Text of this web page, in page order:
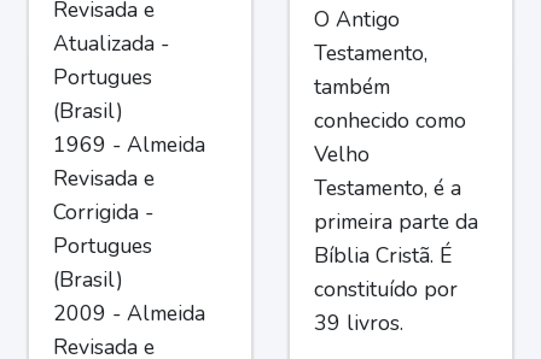
Revisada e
Atualizada -
Portugues
(Brasil)
1969 - Almeida
Revisada e
Corrigida -
Portugues
(Brasil)
2009 - Almeida
Revisada e
O Antigo
Testamento,
também
conhecido como
Velho
Testamento, é a
primeira parte da
Bíblia Cristã. É
constituído por
39 livros.